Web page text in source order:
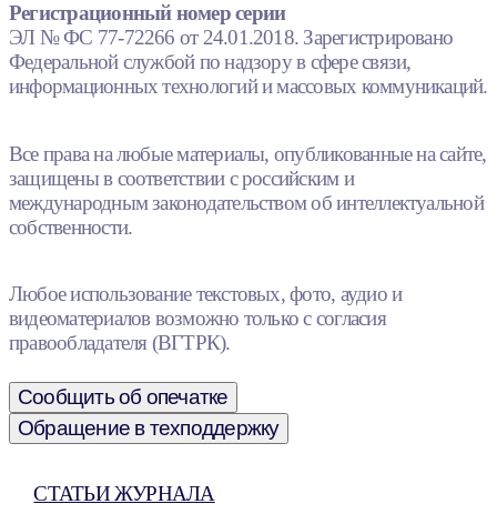
Регистрационный номер серии
ЭЛ № ФС 77-72266 от 24.01.2018. Зарегистрировано
Федеральной службой по надзору в сфере связи,
информационных технологий и массовых коммуникаций.
Все права на любые материалы, опубликованные на сайте,
защищены в соответствии с российским и
международным законодательством об интеллектуальной
собственности.
Любое использование текстовых, фото, аудио и
видеоматериалов возможно только с согласия
правообладателя (ВГТРК).
Сообщить об опечатке
Обращение в техподдержку
СТАТЬИ ЖУРНАЛА